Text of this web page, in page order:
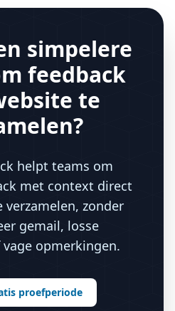
simpelere
feedback
te
helpt teams om
met context direct
verzamelen, zonder
gemail, losse
opmerkingen.
proefperiode